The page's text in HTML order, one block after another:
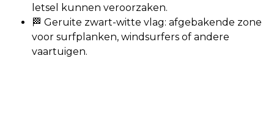
letsel kunnen veroorzaken.
🏁 Geruite zwart-witte vlag: afgebakende zone
voor surfplanken, windsurfers of andere
vaartuigen.